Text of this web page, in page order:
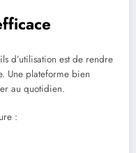
d’utilisation est de rendre
Une plateforme bien
au quotidien.
: